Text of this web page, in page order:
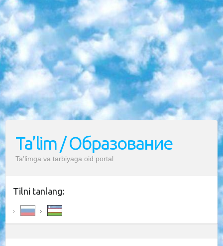
Ta’lim / Образование
Ta’limga va tarbiyaga oid portal
Tilni tanlang: